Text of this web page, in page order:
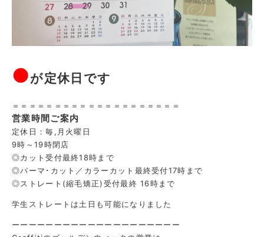
●が定休日です
＝＝＝＝＝＝＝＝＝＝＝＝＝＝＝＝＝＝＝＝
営業時間ご案内
定休日：毎,月火曜日
9時～19時閉店
◎カット受付最終18時まで
◎パーマ･カット／カラーカット最終受付17時まで
◎ストレート(縮毛矯正)受付最終 16時まで
学生ストレートは土日も可能になりました
ーーーーーーーーーーーーーーーーーーーー